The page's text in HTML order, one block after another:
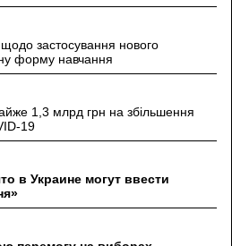
застосування нового
форму навчання
1,3 млрд грн на збільшення
19
в Украине могут ввести